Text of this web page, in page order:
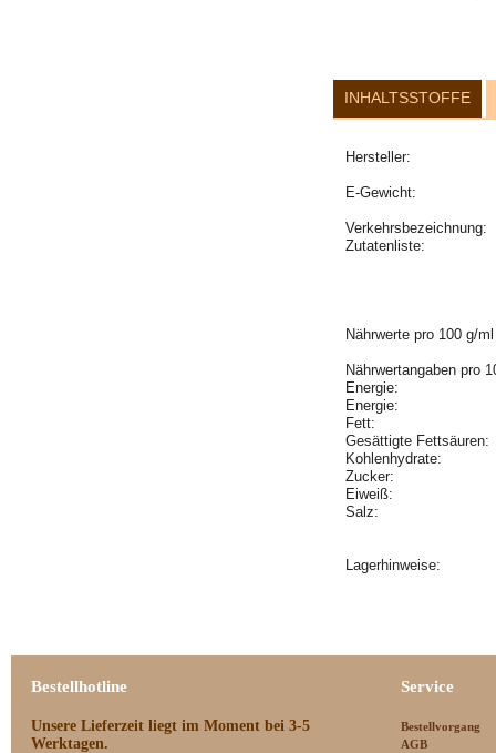
INHALTSSTOFFE
Hersteller:
E-Gewicht:
Verkehrsbezeichnung:
Zutatenliste:
Nährwerte pro 100 g/ml
Nährwertangaben pro
Energie:
Energie:
Fett:
Gesättigte
Kohlenhydrate:
Zucker:
Eiweiß:
Salz:
Lagerhinweise:
Bestellhotline
Unsere Lieferzeit liegt im Moment bei 3-5
Werktagen.
Service
Bestellvorgang
AGB